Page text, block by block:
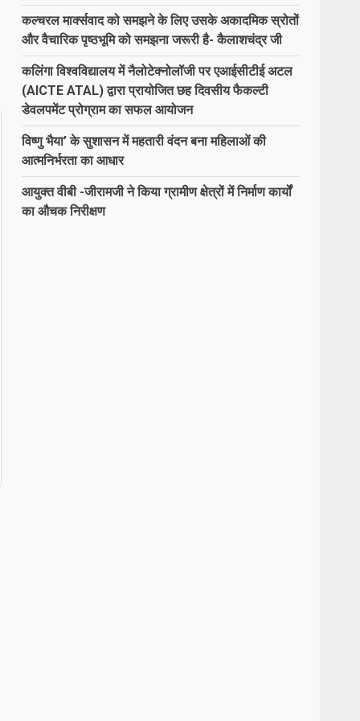
कल्चरल मार्क्सवाद को समझने के लिए उसके अकादमिक स्रोतों
और वैचारिक पृष्ठभूमि को समझना जरूरी है- कैलाशचंद्र जी
कलिंगा विश्वविद्यालय में नैलोटेक्नोलॉजी पर एआईसीटीई अटल
(AICTE ATAL) द्वारा प्रायोजित छह दिवसीय फैकल्टी
डेवलपमेंट प्रोग्राम का सफल आयोजन
विष्णु भैया’ के सुशासन में महतारी वंदन बना महिलाओं की
आत्मनिर्भरता का आधार
आयुक्त वीबी -जीरामजी ने किया ग्रामीण क्षेत्रों में निर्माण कार्यों
का औचक निरीक्षण